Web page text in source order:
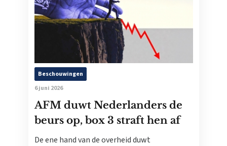
Beschouwingen
6 juni 2026
AFM duwt Nederlanders de
beurs op, box 3 straft hen af
De ene hand van de overheid duwt